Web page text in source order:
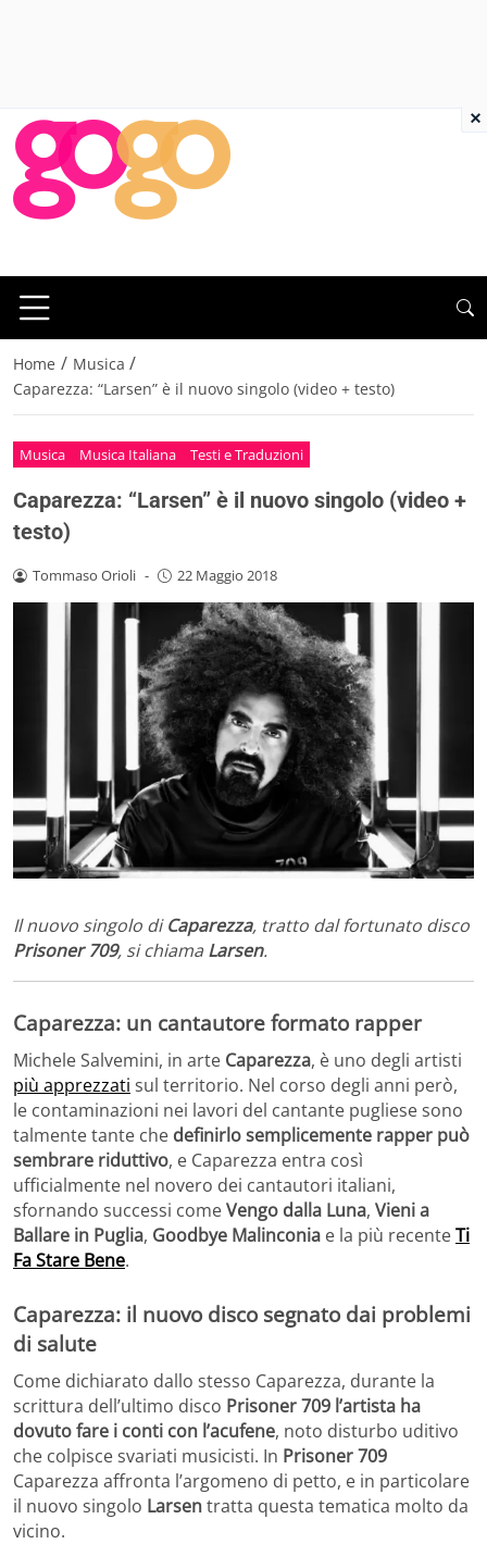
Home / Musica /
Caparezza: “Larsen” è il nuovo singolo (video + testo)
Musica Musica Italiana Testi e Traduzioni
Caparezza: “Larsen” è il nuovo singolo (video +
testo)
Tommaso Orioli - 22 Maggio 2018
Il nuovo singolo diCaparezza, tratto dal fortunato disco
Prisoner 709, si chiama Larsen.
Caparezza: un cantautore formato rapper
Michele Salvemini, in arte Caparezza, è uno degli artisti
più apprezzati sul territorio. Nel corso degli anni però,
le contaminazioni nei lavori del cantante pugliese sono
talmente tante che definirlo semplicemente rapper può
sembrare riduttivo, e Caparezza entra così
ufficialmente nel novero dei cantautori italiani,
sfornando successi comeVengo dalla Luna, Vieni a
Ballare in Puglia, Goodbye Malinconia e la più recenteTi
Fa Stare Bene.
Caparezza: il nuovo disco segnato dai problemi
di salute
Come dichiarato dallo stesso Caparezza, durante la
scrittura dell’ultimo disco Prisoner 709 l’artista ha
dovuto fare i conti con l’acufene, noto disturbo uditivo
che colpisce svariati musicisti. In Prisoner 709
Caparezza affronta l’argomeno di petto, e in particolare
il nuovo singolo Larsentratta questa tematica molto da
vicino.
×